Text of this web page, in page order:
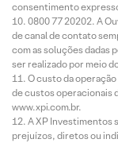
consentimento
0800 77 20202. A
de canal de contato
com as soluções dadas
ser realizado por meio
O custo da
de custos operacionais
www.xpi.com.br.
A XP Investimentos
prejuízos, diretos ou